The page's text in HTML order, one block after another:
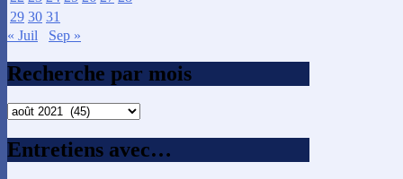
29 30 31
« Juil
Sep »
Recherche par mois
Recherche
mois
Entretiens avec…